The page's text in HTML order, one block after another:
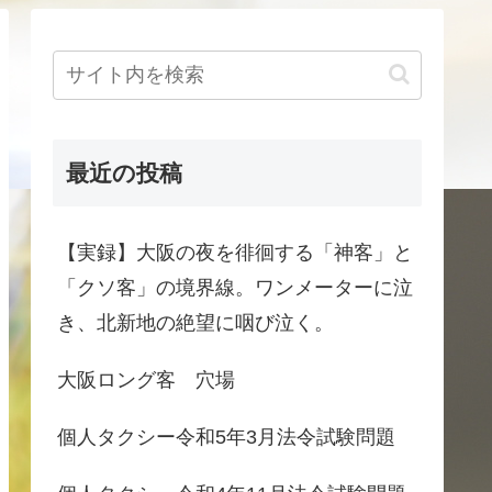
最近の投稿
【実録】大阪の夜を徘徊する「神客」と
「クソ客」の境界線。ワンメーターに泣
き、北新地の絶望に咽び泣く。
大阪ロング客 穴場
個人タクシー令和5年3月法令試験問題